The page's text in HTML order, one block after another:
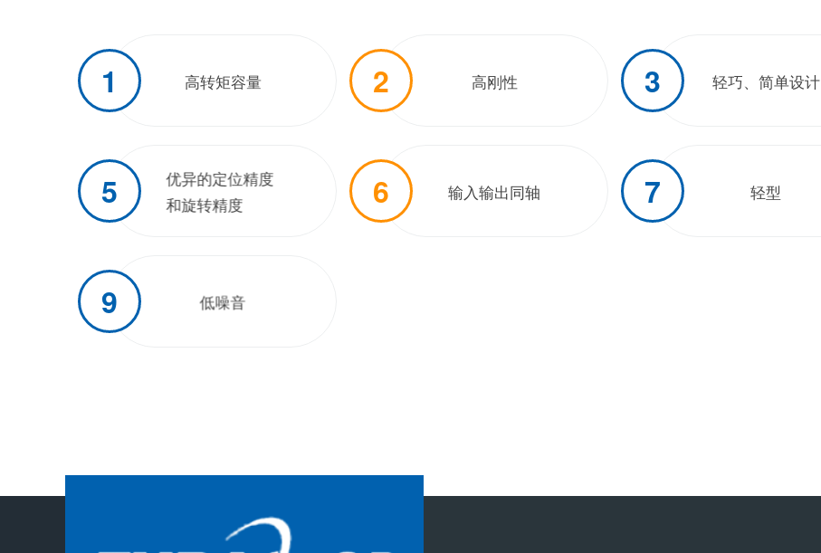
1 高转矩容量 2 高刚性 3 轻巧、简单设计
5
优异的定位精度
和旋转精度
6 输入输出同轴 7 轻型
9 低噪音